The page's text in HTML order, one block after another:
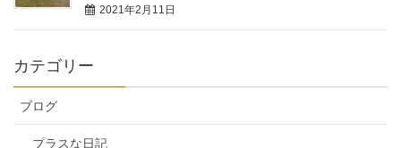
2021年2月11日
カテゴリー
ブログ
プラスな日記